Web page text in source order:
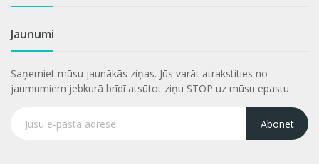
Jaunumi
Saņemiet mūsu jaunākās ziņas. Jūs varāt atrakstities no
jaumumiem jebkurā brīdī atsūtot ziņu STOP uz mūsu epastu
Abonēt